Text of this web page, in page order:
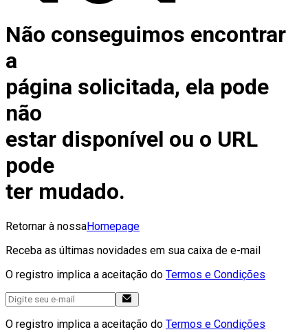
Não conseguimos encontrar
a
página solicitada, ela pode
não
estar disponível ou o URL
pode
ter mudado.
Retornar à nossaHomepage
Receba as últimas novidades em sua caixa de e-mail
O registro implica a aceitação do Termos e Condições
O registro implica a aceitação do Termos e Condições